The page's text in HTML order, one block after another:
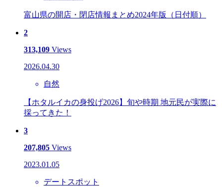
富山県の開店・閉店情報まとめ2024年版（日付順）
2
313,109 Views
2026.04.30
自然
【ホタルイカの身投げ2026】旬や時期 地元民が実際に
採ってきた！
3
207,805 Views
2023.01.05
デートスポット